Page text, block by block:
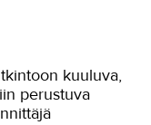
kuuluva,
perustuva